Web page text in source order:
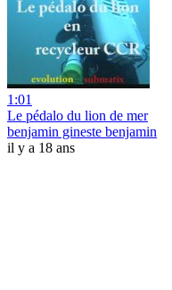
1:01
Le pédalo du lion de mer
benjamin gineste benjamin
il y a 18 ans